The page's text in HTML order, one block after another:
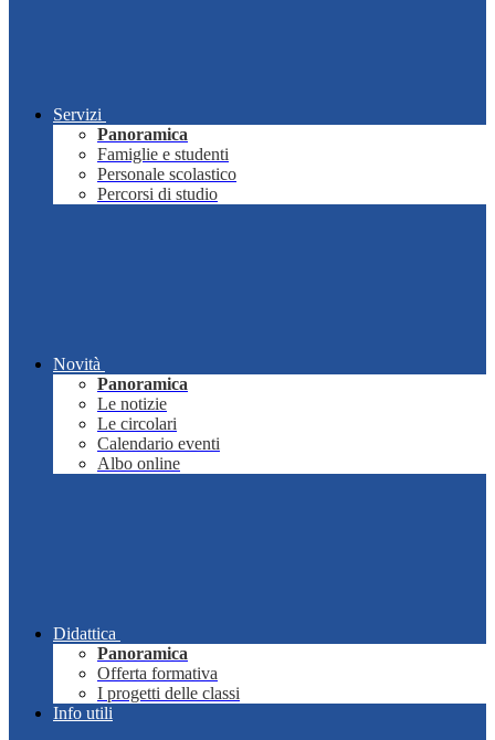
Servizi
Panoramica
Famiglie e studenti
Personale scolastico
Percorsi di studio
Novità
Panoramica
Le notizie
Le circolari
Calendario eventi
Albo online
Didattica
Panoramica
Offerta formativa
I progetti delle classi
Info utili